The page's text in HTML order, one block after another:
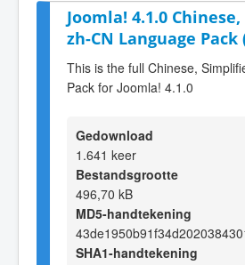
Joomla! 4.1.0
zh-CN Language Pack
This is the full Chinese,
Pack for Joomla! 4.1.0
Gedownload
1.641 keer
Bestandsgrootte
496,70 kB
MD5-handtekening
SHA1-handtekening